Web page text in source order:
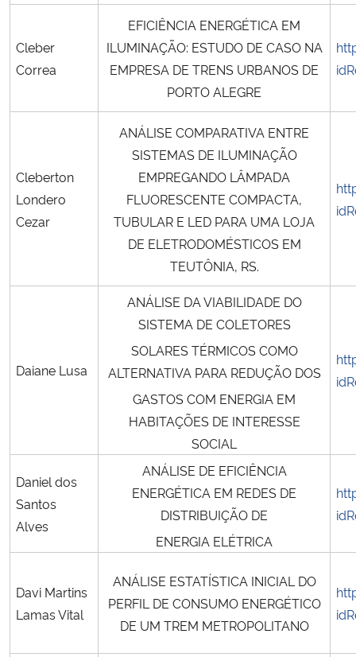
Cleber
Correa
EFICIÊNCIA ENERGÉTICA EM
ILUMINAÇÃO: ESTUDO DE CASO NA
EMPRESA DE TRENS URBANOS DE
PORTO ALEGRE
Cleberton
Londero
Cezar
ANÁLISE COMPARATIVA ENTRE
SISTEMAS DE ILUMINAÇÃO
EMPREGANDO LÂMPADA
FLUORESCENTE COMPACTA,
TUBULAR E LED PARA UMA LOJA
DE ELETRODOMÉSTICOS EM
TEUTÔNIA, RS.
Daiane Lusa
ANÁLISE DA VIABILIDADE DO
SISTEMA DE COLETORES
SOLARES TÉRMICOS COMO
ALTERNATIVA PARA REDUÇÃO DOS
GASTOS COM ENERGIA EM
HABITAÇÕES DE INTERESSE
SOCIAL
Daniel dos
Santos
Alves
ANÁLISE DE EFICIÊNCIA
ENERGÉTICA EM REDES DE
DISTRIBUIÇÃO DE
ENERGIA ELÉTRICA
Davi Martins
Lamas Vital
ANÁLISE ESTATÍSTICA INICIAL DO
PERFIL DE CONSUMO ENERGÉTICO
DE UM TREM METROPOLITANO